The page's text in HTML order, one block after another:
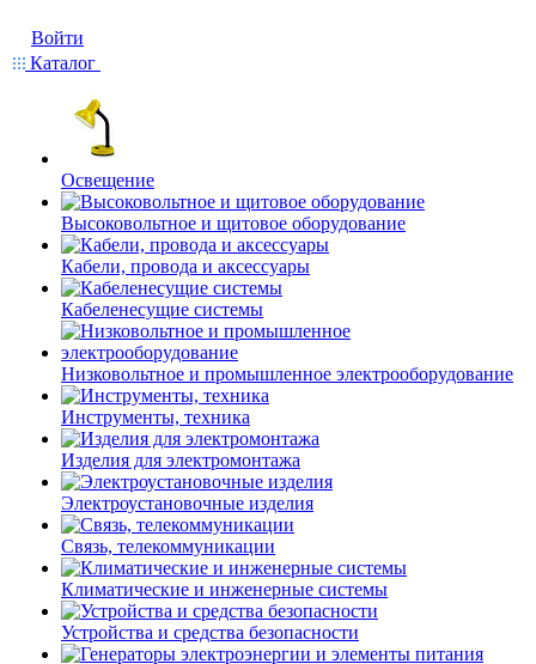
Войти
Каталог
Освещение
Высоковольтное и щитовое оборудование
Кабели, провода и аксессуары
Кабеленесущие системы
Низковольтное и промышленное электрооборудование
Инструменты, техника
Изделия для электромонтажа
Электроустановочные изделия
Связь, телекоммуникации
Климатические и инженерные системы
Устройства и средства безопасности